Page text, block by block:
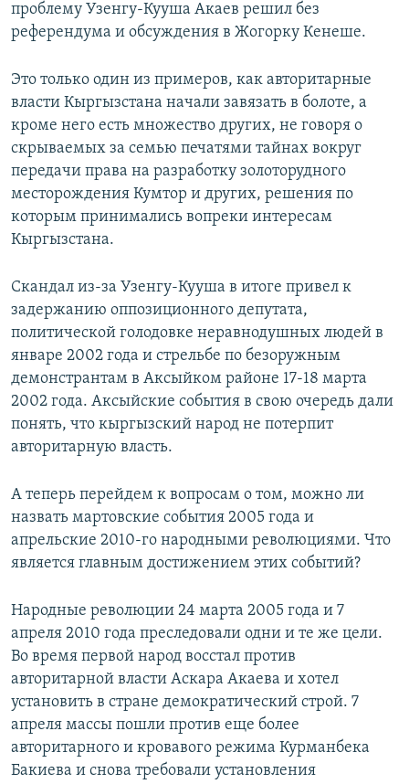
проблему Узенгу-Кууша Акаев решил без
референдума и обсуждения в Жогорку Кенеше.
Это только один из примеров, как авторитарные
власти Кыргызстана начали завязать в болоте, а
кроме него есть множество других, не говоря о
скрываемых за семью печатями тайнах вокруг
передачи права на разработку золоторудного
месторождения Кумтор и других, решения по
которым принимались вопреки интересам
Кыргызстана.
Скандал из-за Узенгу-Кууша в итоге привел к
задержанию оппозиционного депутата,
политической голодовке неравнодушных людей в
январе 2002 года и стрельбе по безоружным
демонстрантам в Аксыйком районе 17-18 марта
2002 года. Аксыйские события в свою очередь дали
понять, что кыргызский народ не потерпит
авторитарную власть.
А теперь перейдем к вопросам о том, можно ли
назвать мартовские события 2005 года и
апрельские 2010-го народными революциями. Что
является главным достижением этих событий?
Народные революции 24 марта 2005 года и 7
апреля 2010 года преследовали одни и те же цели.
Во время первой народ восстал против
авторитарной власти Аскара Акаева и хотел
установить в стране демократический строй. 7
апреля массы пошли против еще более
авторитарного и кровавого режима Курманбека
Бакиева и снова требовали установления